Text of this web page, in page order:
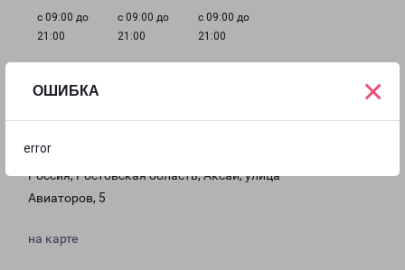
ОШИБКА
error
×
с 09:00 до
21:00
с 09:00 до
21:00
с 09:00 до
21:00
АКСАЙ
Россия, Ростовская область, Аксай, улица
Авиаторов, 5
на карте